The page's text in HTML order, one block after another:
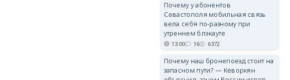
Почему у абонентов
Севастополя мобильная связь
вела себя по-разному при
утреннем блэкауте
13:00 16 6372
Почему наш бронепоезд стоит на
запасном пути? — Кеворкян